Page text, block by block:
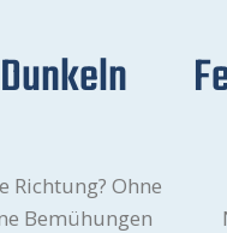
Richtung? Ohne
Bemühungen